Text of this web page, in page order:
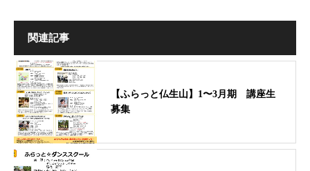
関連記事
【ふらっと仏生山】1〜3月期 講座生
募集